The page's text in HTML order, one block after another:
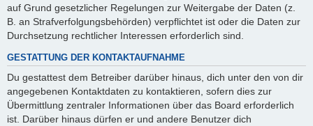
auf Grund gesetzlicher Regelungen zur Weitergabe der Daten (z.
B. an Strafverfolgungsbehörden) verpflichtet ist oder die Daten zur
Durchsetzung rechtlicher Interessen erforderlich sind.
GESTATTUNG DER KONTAKTAUFNAHME
Du gestattest dem Betreiber darüber hinaus, dich unter den von dir
angegebenen Kontaktdaten zu kontaktieren, sofern dies zur
Übermittlung zentraler Informationen über das Board erforderlich
ist. Darüber hinaus dürfen er und andere Benutzer dich